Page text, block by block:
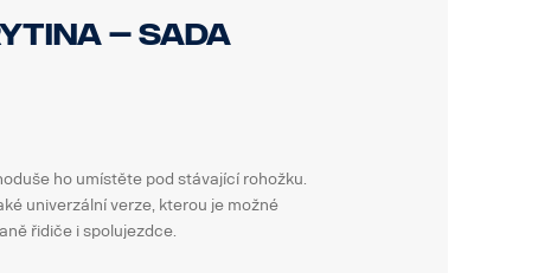
– sada
ho umístěte pod stávající rohožku.
univerzální verze, kterou je možné
řidiče i spolujezdce.